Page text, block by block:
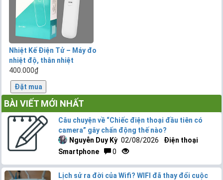
Nhiệt Kế Điện Tử – Máy đo
nhiệt độ, thân nhiệt
400.000₫
Đặt mua
BÀI VIẾT MỚI NHẤT
Câu chuyện về “Chiếc điện thoại đầu tiên có
camera” gây chấn động thế nào?
Nguyễn Duy Kỳ 02/08/2026
Điện thoại
Smartphone
0
Lịch sử ra đời của Wifi? WIFI đã thay đổi cuộc